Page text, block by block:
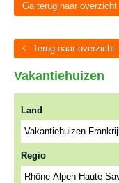
Ga terug naar overzicht
Terug naar overzicht
Vakantiehuizen
Land
Regio